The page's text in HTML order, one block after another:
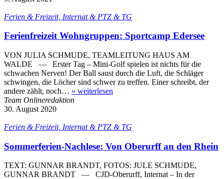
Ferien & Freizeit, Internat & PTZ & TG
Ferienfreizeit Wohngruppen: Sportcamp Edersee
VON JULIA SCHMUDE, TEAMLEITUNG HAUS AM
WALDE — Erster Tag – Mini-Golf spielen ist nichts für die
schwachen Nerven! Der Ball saust durch die Luft, die Schläger
schwingen, die Löcher sind schwer zu treffen. Einer schreibt, der
andere zählt, noch… » weiterlesen
Team Onlineredaktion
30. August 2020
Ferien & Freizeit, Internat & PTZ & TG
Sommerferien-Nachlese: Von Oberurff an den Rhein
TEXT: GUNNAR BRANDT, FOTOS: JULE SCHMUDE,
GUNNAR BRANDT — CJD-Oberurff, Internat – In der